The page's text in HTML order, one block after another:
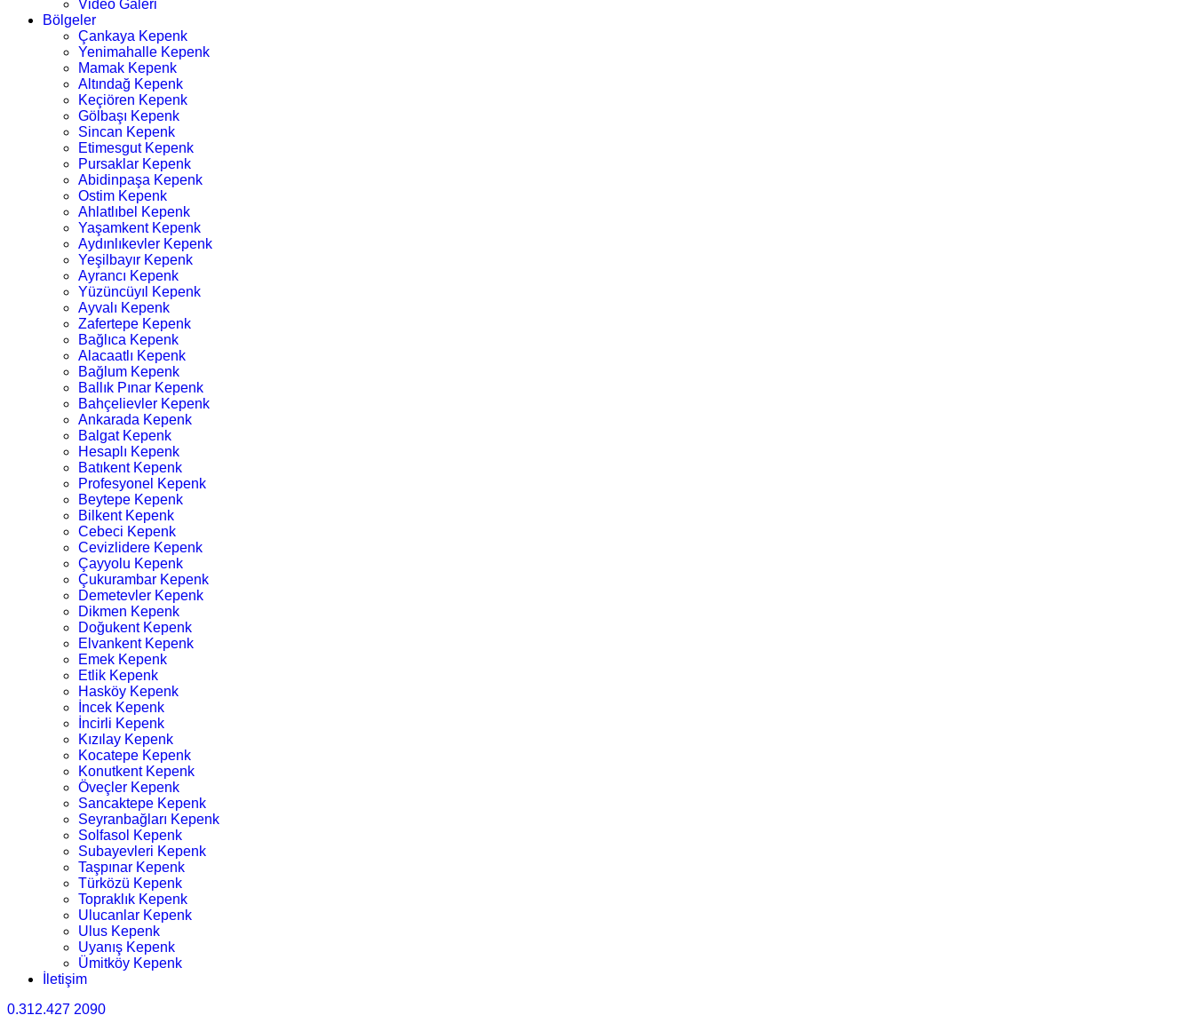
Video Galeri
Bölgeler
Çankaya Kepenk
Yenimahalle Kepenk
Mamak Kepenk
Altındağ Kepenk
Keçiören Kepenk
Gölbaşı Kepenk
Sincan Kepenk
Etimesgut Kepenk
Pursaklar Kepenk
Abidinpaşa Kepenk
Ostim Kepenk
Ahlatlıbel Kepenk
Yaşamkent Kepenk
Aydınlıkevler Kepenk
Yeşilbayır Kepenk
Ayrancı Kepenk
Yüzüncüyıl Kepenk
Ayvalı Kepenk
Zafertepe Kepenk
Bağlıca Kepenk
Alacaatlı Kepenk
Bağlum Kepenk
Ballık Pınar Kepenk
Bahçelievler Kepenk
Ankarada Kepenk
Balgat Kepenk
Hesaplı Kepenk
Batıkent Kepenk
Profesyonel Kepenk
Beytepe Kepenk
Bilkent Kepenk
Cebeci Kepenk
Cevizlidere Kepenk
Çayyolu Kepenk
Çukurambar Kepenk
Demetevler Kepenk
Dikmen Kepenk
Doğukent Kepenk
Elvankent Kepenk
Emek Kepenk
Etlik Kepenk
Hasköy Kepenk
İncek Kepenk
İncirli Kepenk
Kızılay Kepenk
Kocatepe Kepenk
Konutkent Kepenk
Öveçler Kepenk
Sancaktepe Kepenk
Seyranbağları Kepenk
Solfasol Kepenk
Subayevleri Kepenk
Taşpınar Kepenk
Türközü Kepenk
Topraklık Kepenk
Ulucanlar Kepenk
Ulus Kepenk
Uyanış Kepenk
Ümitköy Kepenk
İletişim
0.312.427 2090